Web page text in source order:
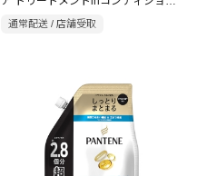
ー 詰替用 1.7kg
通常配送 / 店舗受取